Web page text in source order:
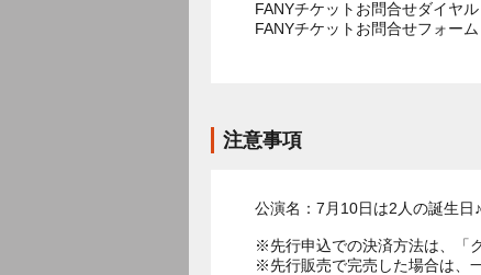
FANYチケットお問合せダイヤ
FANYチケットお問合せフォー
注意事項
公演名：7月10日は2人の誕生日
※先行申込での決済方法は、「
※先行販売で完売した場合は、